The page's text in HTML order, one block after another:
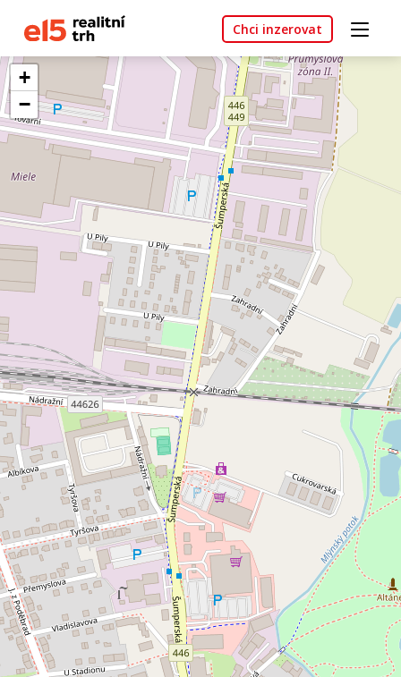
Chci inzerovat
+
−